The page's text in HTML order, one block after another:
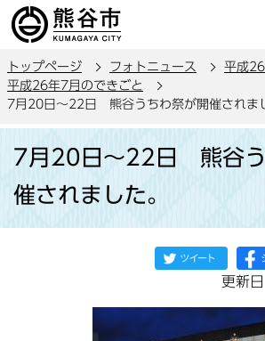
の
ー
ジ
トップページ フォトニュース
平成
平成26年7月のできごと
7月20日～22日 熊谷うちわ祭が開催されま
か
7月20日～22日 熊谷う
催されました。
更新